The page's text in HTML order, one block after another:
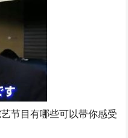
节目有哪些可以带你感受